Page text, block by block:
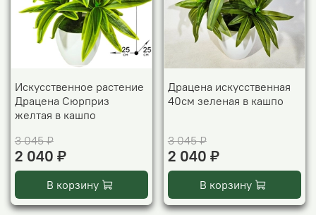
Искусственное растение
Драцена Сюрприз
желтая в кашпо
3 045 ₽
2 040 ₽
В корзину
Драцена искусственная
40см зеленая в кашпо
3 045 ₽
2 040 ₽
В корзину